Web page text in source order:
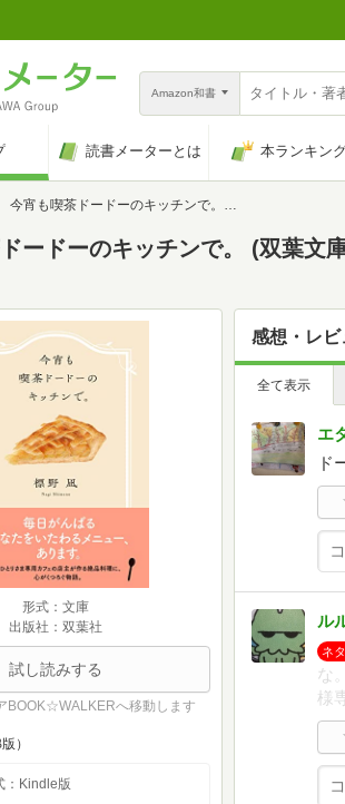
Amazon和書
読書メーターとは 本ランキン
今宵も喫茶ドードーのキッチンで。 (双葉文庫)
ードーのキッチンで。 (双葉文
形式：文庫
出版社：双葉社
試し読みする
BOOK☆WALKERへ移動します
）
：Kindle版
感想・レビ
全て表示
エ
ド
ル
ネ
な
様